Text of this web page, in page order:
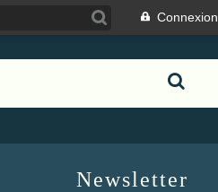
Connexion
Newsletter